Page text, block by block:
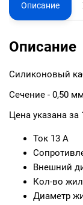
Описание
Описание
Силиконовый
Сечение - 0,50
Цена указана за
Ток 13 А
Внешний
Кол-во
Диаметр